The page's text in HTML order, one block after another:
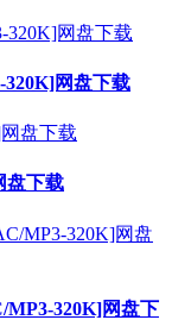
网盘下载
盘下载
320K]网盘下